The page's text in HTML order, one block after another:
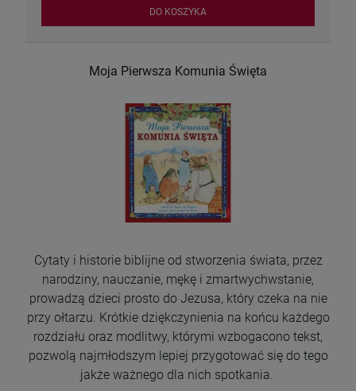
DO KOSZYKA
Moja Pierwsza Komunia Święta
Cytaty i historie biblijne od stworzenia świata, przez
narodziny, nauczanie, mękę i zmartwychwstanie,
prowadzą dzieci prosto do Jezusa, który czeka na nie
przy ołtarzu. Krótkie dziękczynienia na końcu każdego
rozdziału oraz modlitwy, którymi wzbogacono tekst,
pozwolą najmłodszym lepiej przygotować się do tego
jakże ważnego dla nich spotkania.